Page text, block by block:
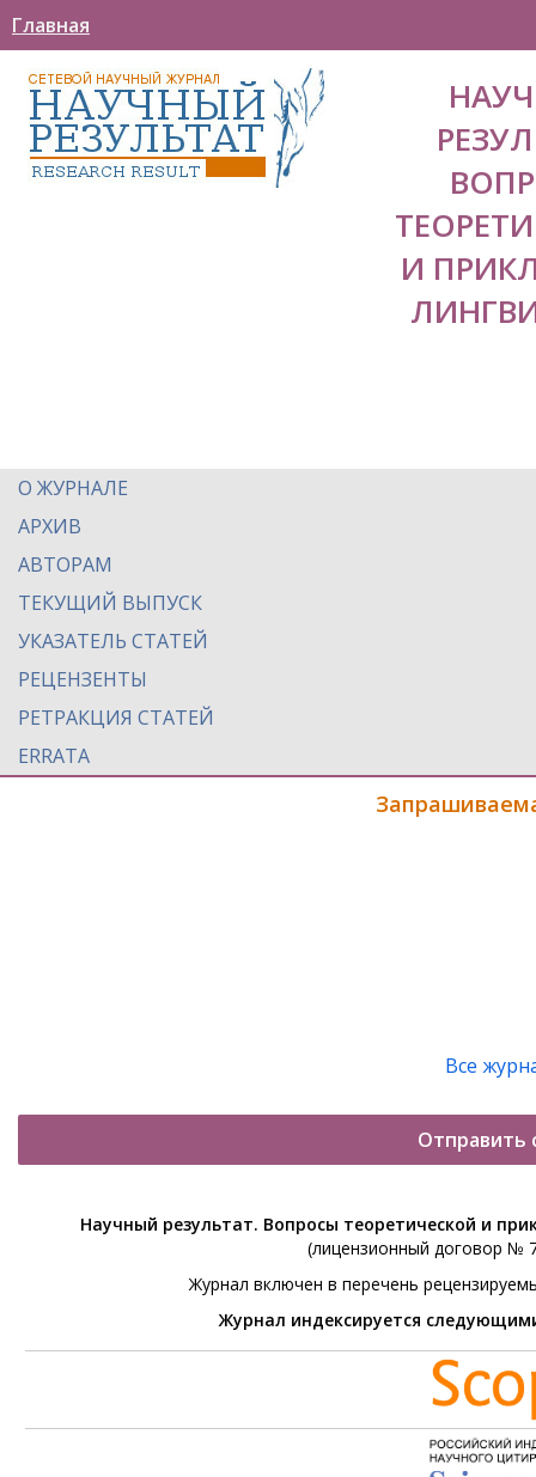
Главная
И
О ЖУРНАЛЕ
АРХИВ
АВТОРАМ
ТЕКУЩИЙ ВЫПУСК
УКАЗАТЕЛЬ СТАТЕЙ
РЕЦЕНЗЕНТЫ
РЕТРАКЦИЯ СТАТЕЙ
ERRATA
Все
Отправить
Научный результат. Вопросы теоретической и
(лицензионный договор №
Журнал включен в перечень
Журнал индексируется